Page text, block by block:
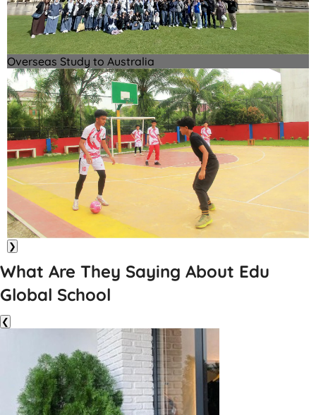
Overseas Study to Australia
❯
What Are They Saying About Edu
Global School
❮